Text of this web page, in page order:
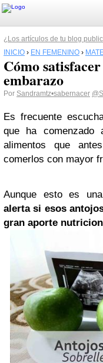
¿Los artículos de tu blog
INICIO › EN FEMENINO ›
Cómo
embarazo
Por Sandramtz•sabernacer
Es frecuente
que ha comenzado
alimentos que
comerlos con mayor
Aunque esto es
alerta si esos
gran aporte